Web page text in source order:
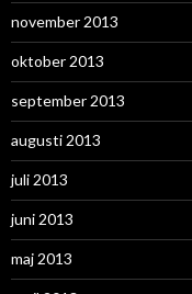
november 2013
oktober 2013
september 2013
augusti 2013
juli 2013
juni 2013
maj 2013